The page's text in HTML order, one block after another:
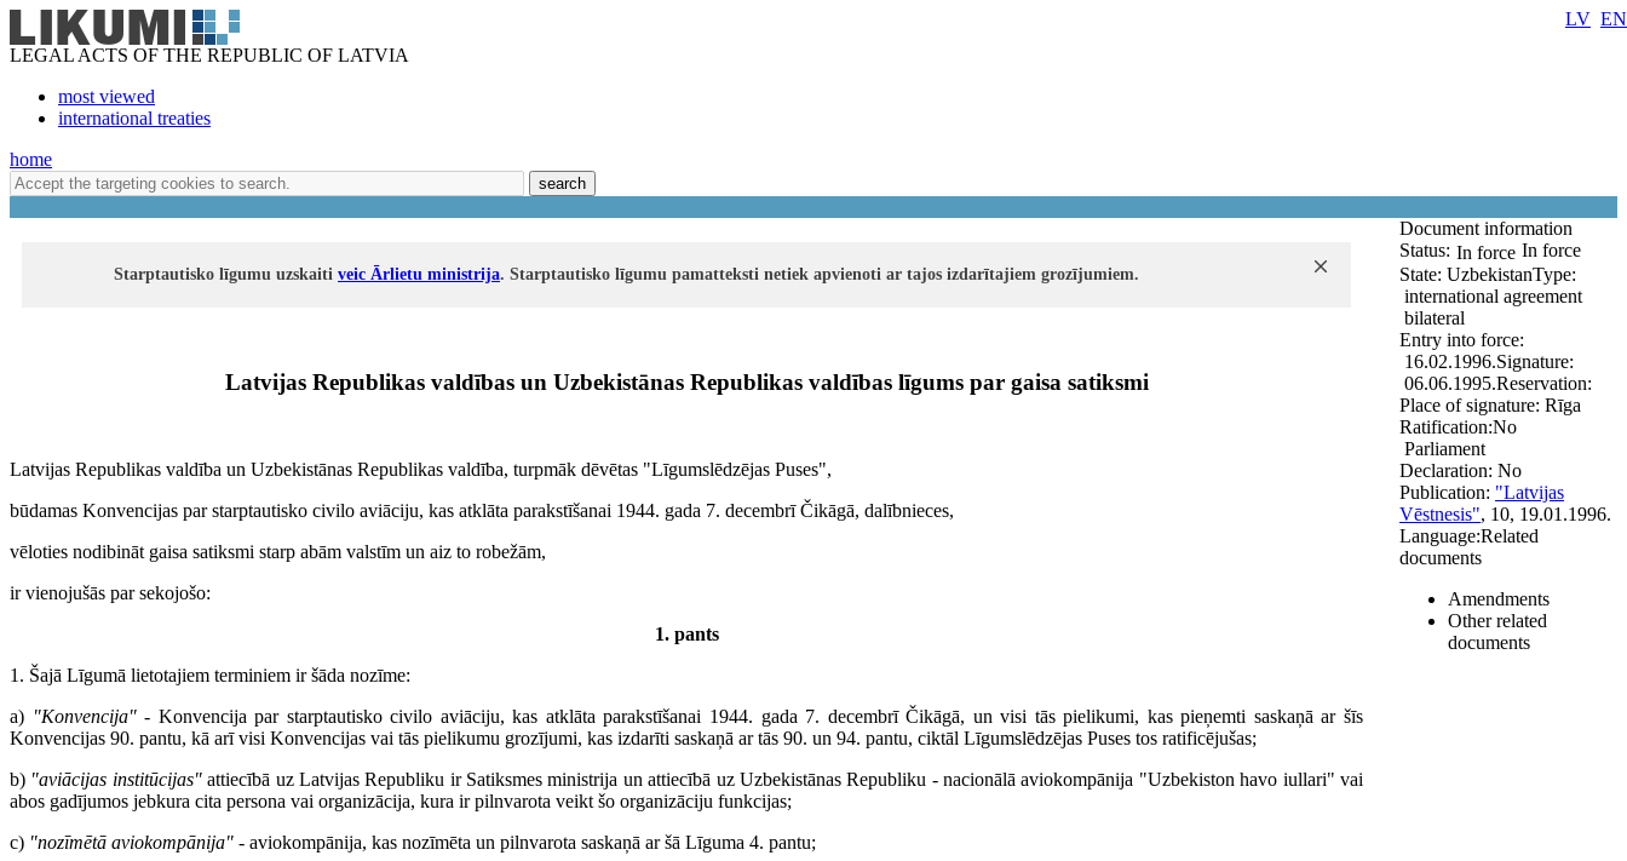
LEGAL ACTS OF THE REPUBLIC OF LATVIA
most viewed
international treaties
LV EN
home
search
Starptautisko līgumu uzskaiti veic Ārlietu ministrija. Starptautisko līgumu pamatteksti netiek apvienoti ar tajos izdarītajiem grozījumiem.
Latvijas Republikas valdības un Uzbekistānas Republikas valdības līgums par gaisa satiksmi
Latvijas Republikas valdība un Uzbekistānas Republikas valdība, turpmāk dēvētas "Līgumslēdzējas Puses",
būdamas Konvencijas par starptautisko civilo aviāciju, kas atklāta parakstīšanai 1944. gada 7. decembrī Čikāgā, dalībnieces,
vēloties nodibināt gaisa satiksmi starp abām valstīm un aiz to robežām,
ir vienojušās par sekojošo:
1. pants
1. Šajā Līgumā lietotajiem terminiem ir šāda nozīme:
a) "Konvencija"- Konvencija par starptautisko civilo aviāciju, kas atklāta parakstīšanai 1944. gada 7. decembrī Čikāgā, un visi tās pielikumi, kas pieņemti saskaņā ar šīs
Konvencijas 90. pantu, kā arī visi Konvencijas vai tās pielikumu grozījumi, kas izdarīti saskaņā ar tās 90. un 94. pantu, ciktāl Līgumslēdzējas Puses tos ratificējušas;
b) "aviācijas institūcijas"attiecībā uz Latvijas Republiku ir Satiksmes ministrija un attiecībā uz Uzbekistānas Republiku - nacionālā aviokompānija "Uzbekiston havo iullari" vai
abos gadījumos jebkura cita persona vai organizācija, kura ir pilnvarota veikt šo organizāciju funkcijas;
c) "nozīmētā aviokompānija" - aviokompānija, kas nozīmēta un pilnvarota saskaņā ar šā Līguma 4. pantu;
Document information
Status: In force In force
State: UzbekistanType:
international agreement
bilateral
Entry into force:
16.02.1996.Signature:
06.06.1995.
Place of signature: Rīga
Ratification:
Parliament
Reservation:
No
Declaration: No
Publication: "Latvijas
Vēstnesis", 10, 19.01.1996.
Language:Related
documents
Amendments
Other related
documents